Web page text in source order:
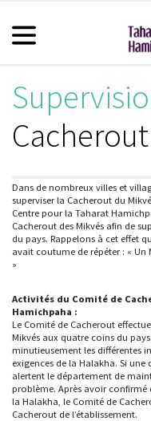
Cacherout
Dans de nombreux villes et
superviser la Cacherout du
Centre pour la Taharat
Cacherout des Mikvés afin de
du pays. Rappelons à cet effet
avait coutume de répéter : « Un
»
Activités du Comité de
Hamichpaha :
Le Comité de Cacherout
Mikvés aux quatre coins du
minutieusement les différentes
exigences de la Halakha. Si
alertent le département de
problème. Après avoir confirmé
la Halakha, le Comité de
Cacherout de l’établissement.